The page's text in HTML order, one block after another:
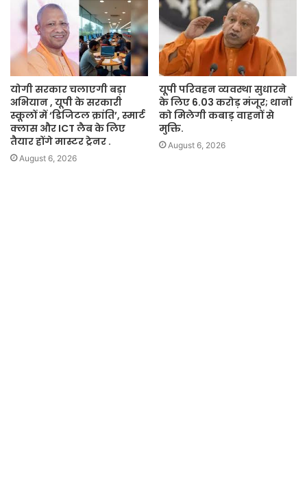
योगी सरकार चलाएगी बड़ा
अभियान , यूपी के सरकारी
स्कूलों में ‘डिजिटल क्रांति’, स्मार्ट
क्लास और ICT लैब के लिए
तैयार होंगे मास्टर ट्रेनर .
August 6, 2026
यूपी परिवहन व्यवस्था सुधारने
के लिए 6.03 करोड़ मंजूर; थानों
को मिलेगी कबाड़ वाहनों से
मुक्ति.
August 6, 2026